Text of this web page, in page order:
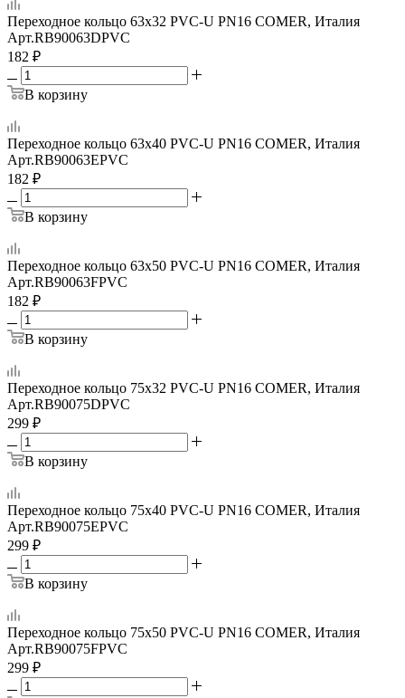
Переходное кольцо 63x32 PVC-U PN16 COMER, Италия
Арт.RB90063DPVC
182 ₽
В корзину
Переходное кольцо 63x40 PVC-U PN16 COMER, Италия
Арт.RB90063EPVC
182 ₽
В корзину
Переходное кольцо 63x50 PVC-U PN16 COMER, Италия
Арт.RB90063FPVC
182 ₽
В корзину
Переходное кольцо 75x32 PVC-U PN16 COMER, Италия
Арт.RB90075DPVC
299 ₽
В корзину
Переходное кольцо 75x40 PVC-U PN16 COMER, Италия
Арт.RB90075EPVC
299 ₽
В корзину
Переходное кольцо 75x50 PVC-U PN16 COMER, Италия
Арт.RB90075FPVC
299 ₽